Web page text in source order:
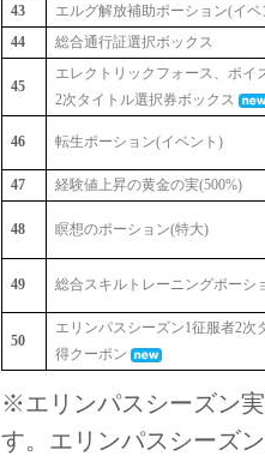
43
エルグ解放補助ポーション(イベ
44
総合通行証選択ボックス
45
エレクトリックフォース、ポイ
2次タイトル選択券ボックス
46 転生ポーション(イベント)
47 経験値上昇の黄金の実(500%)
48 瞑想のポーション(特大)
49 総合スキルトレーニングポーシ
50
エリンパスシーズン1征服者2次
得クーポン
※エリンパスシーズン
す。エリンパスシーズ